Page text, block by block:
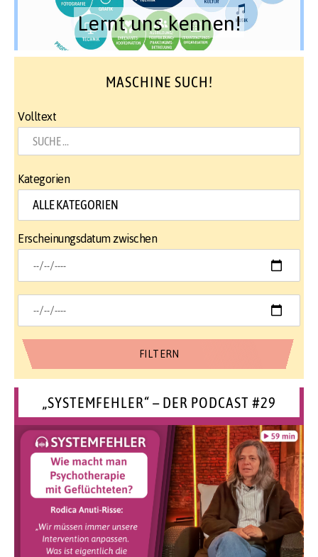
Lernt uns kennen!
MASCHINE SUCH!
Volltext
Kategorien
Erscheinungsdatum zwischen
„SYSTEMFEHLER“ – DER PODCAST #29